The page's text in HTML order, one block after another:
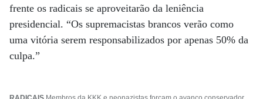
frente os radicais se aproveitarão da leniência
presidencial. “Os supremacistas brancos verão como
uma vitória serem responsabilizados por apenas 50% da
culpa.”